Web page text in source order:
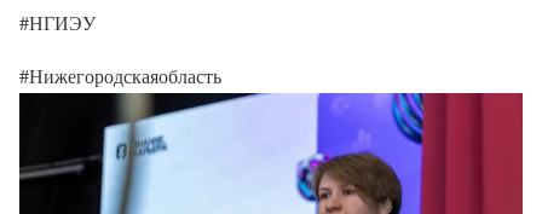
#НГИЭУ
#Нижегородскаяобласть